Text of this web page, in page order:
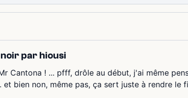
par hiousi
Cantona ! ... pfff, drôle au début, j'ai même
bien non, même pas, ça sert juste à rendre le